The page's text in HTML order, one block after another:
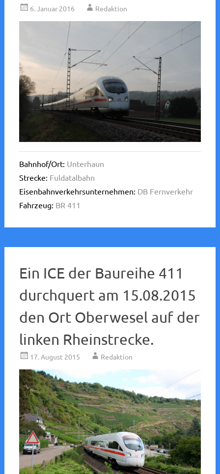
6. Januar 2016 Redaktion
Bahnhof/Ort: Unterhaun
Strecke: Fuldatalbahn
Eisenbahnverkehrsunternehmen: DB Fernverkehr
Fahrzeug: BR 411
Ein ICE der Baureihe 411
durchquert am 15.08.2015
den Ort Oberwesel auf der
linken Rheinstrecke.
17. August 2015 Redaktion